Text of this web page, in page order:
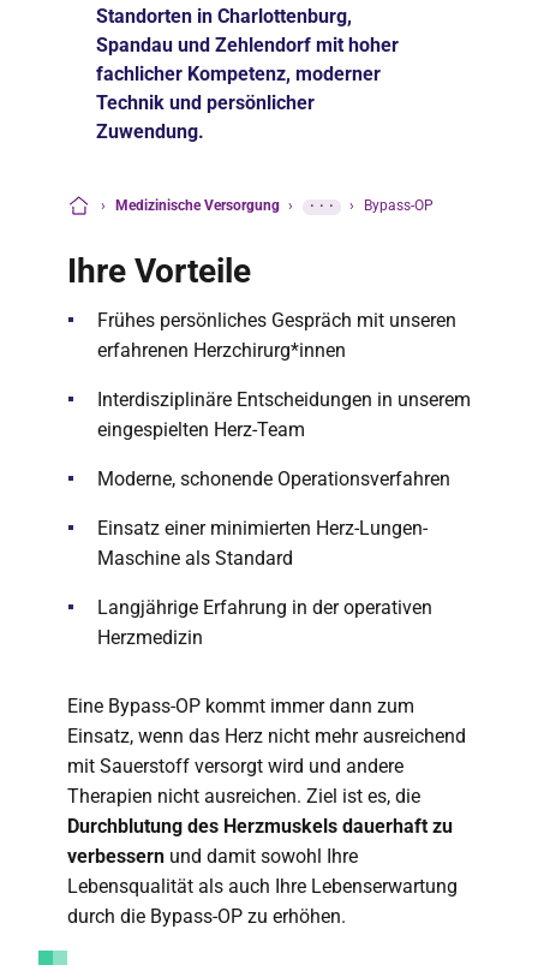
Standorten in Charlottenburg,
Spandau und Zehlendorf mit hoher
fachlicher Kompetenz, moderner
Technik und persönlicher
Zuwendung.
› Medizinische Versorgung › ··· › Bypass-OP
Ihre Vorteile
Frühes persönliches Gespräch mit unseren
erfahrenen Herzchirurg*innen
Interdisziplinäre Entscheidungen in unserem
eingespielten Herz-Team
Moderne, schonende Operationsverfahren
Einsatz einer minimierten Herz-Lungen-
Maschine als Standard
Langjährige Erfahrung in der operativen
Herzmedizin
Eine Bypass-OP kommt immer dann zum
Einsatz, wenn das Herz nicht mehr ausreichend
mit Sauerstoff versorgt wird und andere
Therapien nicht ausreichen. Ziel ist es, die
Durchblutung des Herzmuskels dauerhaft zu
verbessern und damit sowohl Ihre
Lebensqualität als auch Ihre Lebenserwartung
durch die Bypass-OP zu erhöhen.